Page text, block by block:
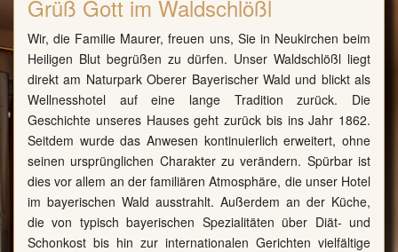
Grüß Gott im Waldschlößl
Wir, die Familie Maurer, freuen uns, Sie in Neukirchen beim
Heiligen Blut begrüßen zu dürfen. Unser Waldschlößl liegt
direkt am Naturpark Oberer Bayerischer Wald und blickt als
Wellnesshotel auf eine lange Tradition zurück. Die
Geschichte unseres Hauses geht zurück bis ins Jahr 1862.
Seitdem wurde das Anwesen kontinuierlich erweitert, ohne
seinen ursprünglichen Charakter zu verändern. Spürbar ist
dies vor allem an der familiären Atmosphäre, die unser Hotel
im bayerischen Wald ausstrahlt. Außerdem an der Küche,
die von typisch bayerischen Spezialitäten über Diät- und
Schonkost bis hin zur internationalen Gerichten vielfältige